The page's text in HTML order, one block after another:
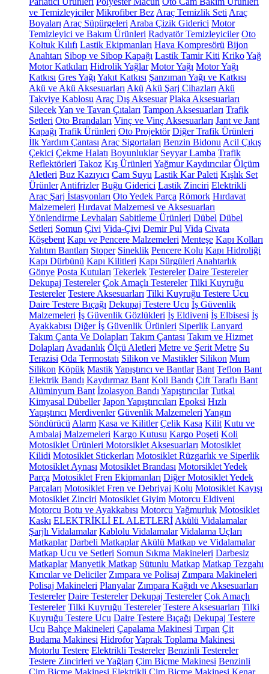
ve Temizleyiciler Mikrofiber Bez Araç Temizlik Seti Araç
Boyaları Araç Süpürgeleri Araba Çizik Giderici Motor
Temizleyici ve Bakım Ürünleri Radyatör Temizleyiciler Oto
Koltuk Kılıfı Lastik Ekipmanları Hava Kompresörü Bijon
Anahtarı Sibop ve Sibop Kapağı Lastik Tamir Kiti KrikoYağ
Motor Katkıları Hidrolik Yağlar Motor Yağı Motor Yağı
Katkısı Gres Yağı Yakıt Katkısı Şanzıman Yağı ve Katkısı
Akü ve Akü Aksesuarları Akü Akü Şarj Cihazları Akü
Takviye Kablosu Araç Dış Aksesuar Plaka Aksesuarları
SilecekYan ve Tavan Çıtaları Tampon Aksesuarları Trafik
Setleri Oto Brandaları Vinç ve Vinç Aksesuarları Jant ve Jant
Kapağı Trafik Ürünleri Oto Projektör Diğer Trafik Ürünleri
İlk Yardım Çantası Araç Sigortaları Benzin Bidonu Acil Çıkış
Çekici Çekme Halatı Boyunluklar Seyyar Lamba Trafik
Reflektörleri Takoz Kış Ürünleri Yağmur Kaydırıcılar Ölçüm
Aletleri Buz Kazıyıcı Cam Suyu Lastik Kar Paleti Kışlık Set
Ürünler Antifrizler Buğu Giderici Lastik Zinciri Elektrikli
Araç Şarj İstasyonları Oto Yedek Parça Römork Hırdavat
Malzemeleri Hırdavat Malzemesi ve Aksesuarları
Yönlendirme Levhaları Sabitleme Ürünleri Dübel Dübel
Setleri Somun Çivi Vida-Çivi Demir Pul Vida Civata
Köşebent Kapı ve Pencere Malzemeleri Menteşe Kapı Kolları
Yalıtım Bantları Stoper Sineklik Pencere Kolu Kapı Hidroliği
Kapı Dürbünü Kapı Kilitleri Kapı Sürgüleri Anahtarlık
Gönye Posta Kutuları Tekerlek Testereler Daire Testereler
Dekupaj Testereler Çok Amaçlı Testereler Tilki Kuyruğu
Testereler Testere Aksesuarları Tilki Kuyruğu Testere Ucu
Daire Testere Bıçağı Dekupaj Testere Ucu İş Güvenlik
Malzemeleri İş Güvenlik Gözlükleri İş Eldiveni İş Elbisesi İş
Ayakkabısı Diğer İş Güvenlik Ürünleri Siperlik Lanyard
Takım Çanta Ve Dolapları Takım Çantası Takım ve Hizmet
Dolapları Avadanlık Ölçü Aletleri Metre ve Şerit Metre Su
Terazisi Oda Termostatı Silikon ve Mastikler Silikon Mum
Silikon Köpük MastikYapıştırıcı ve Bantlar Bant Teflon Bant
Elektrik Bandı Kaydırmaz Bant Koli Bandı Çift Taraflı Bant
Alüminyum Bant İzolasyon Bandı Yapıştırıcılar Tutkal
Kimyasal Dübeller Japon Yapıştırıcıları Epoksi Hızlı
Yapıştırıcı Merdivenler Güvenlik Malzemeleri Yangın
Söndürücü Alarm Kasa ve Kilitler Çelik Kasa Kilit Kutu ve
Ambalaj Malzemeleri Kargo Kutusu Kargo Poşeti Koli
Motosiklet Ürünleri Motorsiklet Aksesuarları Motosiklet
Kilidi Motosiklet Stickerları Motosiklet Rüzgarlık ve Siperlik
Motosiklet Aynası Motosiklet Brandası Motorsiklet Yedek
Parça Motosiklet Fren Ekipmanları Diğer Motosiklet Yedek
Parçaları Motosiklet Fren ve Debriyaj Kolu Motosiklet Kayışı
Motosiklet Zinciri Motosiklet Giyim Motorcu Eldiveni
Motorcu Botu ve Ayakkabısı Motorcu Yağmurluk Motosiklet
Kaskı ELEKTRİKLİ EL ALETLERİ Akülü Vidalamalar
Şarjlı Vidalamalar Kablolu Vidalamalar Vidalama Uçları
Matkaplar Darbeli Matkaplar Akülü Matkap ve Vidalamalar
Matkap Ucu ve Setleri Somun Sıkma Makineleri Darbesiz
Matkaplar Manyetik Matkap Sütunlu Matkap Matkap Tezgahı
Kırıcılar ve Deliciler Zımpara ve Polisaj Zımpara Makineleri
Polisaj Makineleri Planyalar Zımpara Kağıdı ve Aksesuarları
Testereler Daire Testereler Dekupaj Testereler Çok Amaçlı
Testereler Tilki Kuyruğu Testereler Testere Aksesuarları Tilki
Kuyruğu Testere Ucu Daire Testere Bıçağı Dekupaj Testere
Ucu Bahçe Makineleri Çapalama Makinesi Tırpan Çit
Budama Makinesi HidroforYaprak Toplama Makinesi
Motorlu Testere Elektrikli Testereler Benzinli Testereler
Testere Zincirleri ve Yağları Çim Biçme Makinesi Benzinli
Çim Biçme Makinesi Elektrikli Çim Biçme Makinesi Kenar